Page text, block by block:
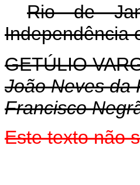
Rio de
Independência
GETÚLIO
João Neves da
Francisco
Este textonão